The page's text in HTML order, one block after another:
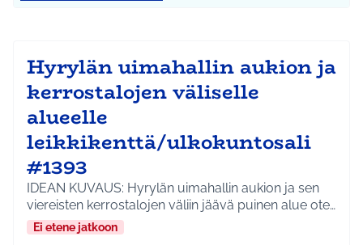
Hyrylän uimahallin aukion ja
kerrostalojen väliselle
alueelle
leikkikenttä/ulkokuntosali
#1393
IDEAN KUVAUS: Hyrylän uimahallin aukion ja sen
viereisten kerrostalojen väliin jäävä puinen alue ote…
Ei etene jatkoon